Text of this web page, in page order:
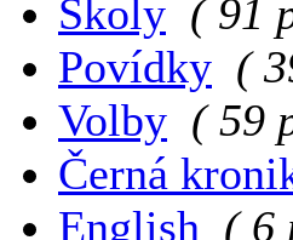
Školy ( 91
Povídky (
Volby ( 59
Černá
English ( 6